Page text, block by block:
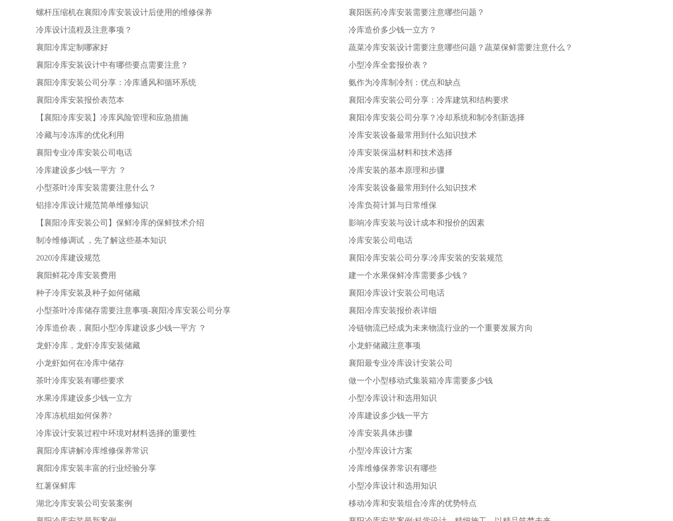
襄阳医药冷库安装需要注意哪些问题？
螺杆压缩机在襄阳冷库安装设计后使用的维修保养
​冷库造价多少钱一立方？
冷库设计流程及注意事项？
蔬菜冷库安装设计需要注意哪些问题？蔬菜保鲜需要注意什么？
襄阳冷库定制哪家好
小型冷库全套报价表？
襄阳冷库安装设计中有哪些要点需要注意？
氨作为冷库制冷剂：优点和缺点
襄阳冷库安装公司分享：冷库通风和循环系统
襄阳冷库安装公司分享：冷库建筑和结构要求
襄阳冷库安装报价表范本
襄阳冷库安装公司分享？冷却系统和制冷剂新选择
【襄阳冷库安装】冷库风险管理和应急措施
冷库安装设备最常用到什么知识技术
冷藏与冷冻库的优化利用
冷库安装保温材料和技术选择
襄阳专业冷库安装公司电话
冷库安装的基本原理和步骤
冷库建设多少钱一平方 ？
冷库安装设备最常用到什么知识技术
小型茶叶冷库安装需要注意什么？
冷库负荷计算与日常维保
铝排冷库设计规范简单维修知识
影响冷库安装与设计成本和报价的因素
【襄阳冷库安装公司】保鲜冷库的保鲜技术介绍
冷库安装公司电话
制冷维修调试 ，先了解这些基本知识
襄阳冷库安装公司分享:冷库安装的安装规范
2020冷库建设规范
建一个水果保鲜冷库需要多少钱？
襄阳鲜花冷库安装费用
襄阳冷库设计安装公司电话
种子冷库安装及种子如何储藏
襄阳冷库安装报价表详细
小型茶叶冷库储存需要注意事项-襄阳冷库安装公司分享
冷链物流已经成为未来物流行业的一个重要发展方向
冷库造价表，襄阳小型冷库建设多少钱一平方 ？
小龙虾储藏注意事项
龙虾冷库，龙虾冷库安装储藏
襄阳最专业冷库设计安装公司
小龙虾如何在冷库中储存
做一个小型移动式集装箱冷库需要多少钱
茶叶冷库安装有哪些要求
小型冷库设计和选用知识
水果冷库建设多少钱一立方
冷库建设多少钱一平方
冷库冻机组如何保养?
冷库安装具体步骤
冷库设计安装过程中环境对材料选择的重要性
小型冷库设计方案
襄阳冷库讲解冷库维修保养常识
冷库维修保养常识有哪些
襄阳冷库安装丰富的行业经验分享
小型冷库设计和选用知识
红薯保鲜库
移动冷库和安装组合冷库的优势特点
湖北冷库安装公司安装案例